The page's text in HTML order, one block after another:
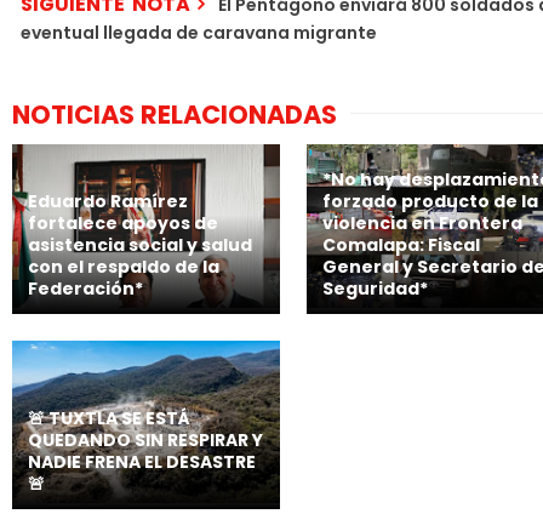
El Pentágono enviará 800
eventual llegada de caravana migrante
NOTICIAS RELACIONADAS
Eduardo Ramírez
fortalece apoyos de
asistencia social y salud
con el respaldo de la
Federación*
*No hay
forzado producto de la
violencia en Frontera
Comalapa: Fiscal
General y Secretario
Seguridad*
🚨 TUXTLA SE ESTÁ
QUEDANDO SIN RESPIRAR Y
NADIE FRENA EL DESASTRE
🚨